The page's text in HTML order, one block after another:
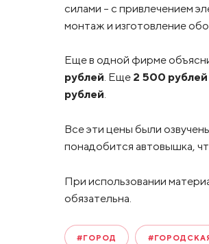
силами – с привлечением
монтаж и изготовление
Еще в одной фирме
рублей. Еще 2 500 рублей
рублей.
Все эти цены были
понадобится автовышка,
При использовании
обязательна.
#ГОРОД